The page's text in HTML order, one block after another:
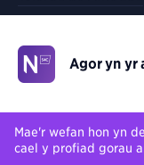
Yn ôl i'r brig
Mae'r wefan hon yn
cael y profiad gorau
Agor yn yr